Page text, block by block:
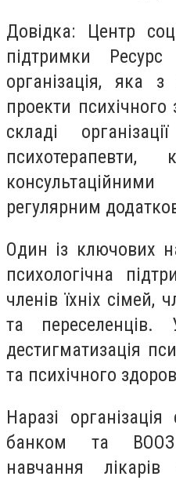
Довідка: Центр
підтримки
організація, яка
проекти психічного
складі
регулярним
Один із ключових
психологічна
членів їхніх сімей,
та
дестигматизація
та психічного
Наразі
банком та ВООЗ
навчання лікарів